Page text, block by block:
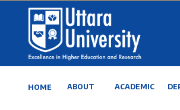
HOME ABOUT ACADEMIC